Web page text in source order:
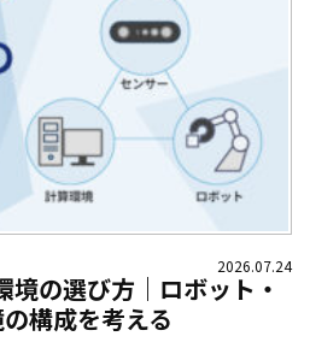
2026.07.24
の選び方｜ロボット・
構成を考える